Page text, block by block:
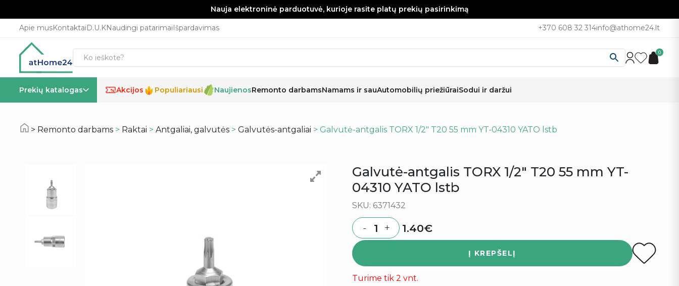
Nauja elektroninė parduotuvė, kurioje rasite platų prekių pasirinkimą
Apie musKontaktaiD.U.KNaudingi patarimaiIšpardavimas +370 608 32 314info@athome24.lt
0
Prekių katalogas % Akcijos Populiariausi NaujienosRemonto darbamsNamams ir sauAutomobilių priežiūraiSodui ir daržui
Remonto darbams > Raktai >Antgaliai, galvutės >Galvutės-antgaliai > Galvutė-antgalis TORX 1/2″ T20 55 mm YT-04310 YATO lstb
Galvutė-antgalis TORX 1/2″ T20 55 mm YT-
04310 YATO lstb
SKU: 6371432
Quantity
- + 1.40€
Į KREPŠELĮ
Turime tik 2 vnt.